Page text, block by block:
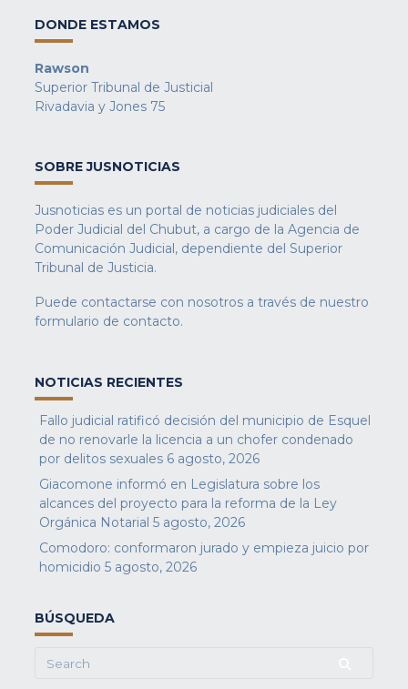
DONDE ESTAMOS
Rawson
Superior Tribunal de Justicial
Rivadavia y Jones 75
SOBRE JUSNOTICIAS
Jusnoticias es un portal de noticias judiciales del
Poder Judicial del Chubut, a cargo de la Agencia de
Comunicación Judicial, dependiente del Superior
Tribunal de Justicia.
Puede contactarse con nosotros a través de nuestro
formulario de contacto.
NOTICIAS RECIENTES
Fallo judicial ratificó decisión del municipio de Esquel
de no renovarle la licencia a un chofer condenado
por delitos sexuales 6 agosto, 2026
Giacomone informó en Legislatura sobre los
alcances del proyecto para la reforma de la Ley
Orgánica Notarial 5 agosto, 2026
Comodoro: conformaron jurado y empieza juicio por
homicidio 5 agosto, 2026
BÚSQUEDA
Search